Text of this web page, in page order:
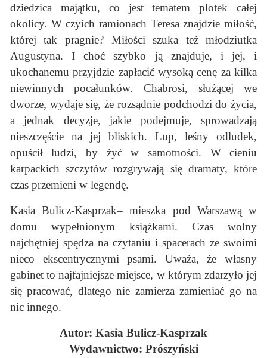
dziedzica majątku, co jest tematem plotek całej
okolicy. W czyich ramionach Teresa znajdzie miłość,
której tak pragnie? Miłości szuka też młodziutka
Augustyna. I choć szybko ją znajduje, i jej, i
ukochanemu przyjdzie zapłacić wysoką cenę za kilka
niewinnych pocałunków. Chabrosi, służącej we
dworze, wydaje się, że rozsądnie podchodzi do życia,
a jednak decyzje, jakie podejmuje, sprowadzają
nieszczęście na jej bliskich. Lup, leśny odludek,
opuścił ludzi, by żyć w samotności. W cieniu
karpackich szczytów rozgrywają się dramaty, które
czas przemieni w legendę.
Kasia Bulicz-Kasprzak– mieszka pod Warszawą w
domu wypełnionym książkami. Czas wolny
najchętniej spędza na czytaniu i spacerach ze swoimi
nieco ekscentrycznymi psami. Uważa, że własny
gabinet to najfajniejsze miejsce, w którym zdarzyło jej
się pracować, dlatego nie zamierza zamieniać go na
nic innego.
Autor: Kasia Bulicz-Kasprzak
Wydawnictwo: Prószyński